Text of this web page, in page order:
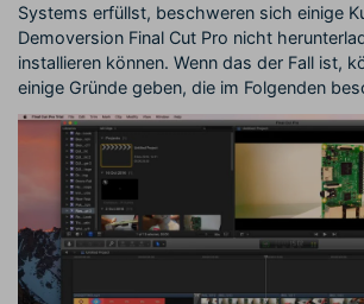
Systems erfüllst, beschweren sich einige
Demoversion Final Cut Pro nicht
installieren können. Wenn das der Fall ist,
einige Gründe geben, die im Folgenden